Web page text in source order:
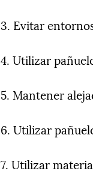
3. Evitar
4. Utilizar
5. Mantener
6. Utilizar
7. Utilizar